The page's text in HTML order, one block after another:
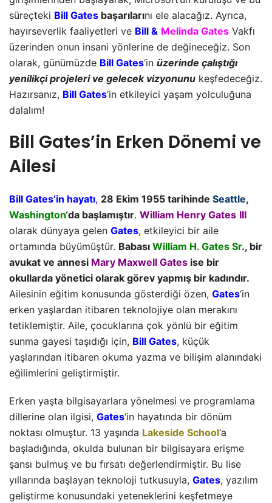
süreçteki Bill Gates başarılarını ele alacağız. Ayrıca,
hayırseverlik faaliyetleri ve Bill & Melinda Gates Vakfı
üzerinden onun insani yönlerine de değineceğiz. Son
olarak, günümüzde Bill Gates‘in üzerinde çalıştığı
yenilikçi projeleri ve gelecek vizyonunu keşfedeceğiz.
Hazırsanız, Bill Gates‘in etkileyici yaşam yolculuğuna
dalalım!
Bill Gates’in Erken Dönemi ve
Ailesi
Bill Gates’in hayatı, 28 Ekim 1955 tarihinde Seattle,
Washington‘da başlamıştır. William Henry Gates III
olarak dünyaya gelen Gates, etkileyici bir aile
ortamında büyümüştür. Babası William H. Gates Sr., bir
avukat ve annesi Mary Maxwell Gates ise bir
okullarda yönetici olarak görev yapmış bir kadındır.
Ailesinin eğitim konusunda gösterdiği özen, Gates‘in
erken yaşlardan itibaren teknolojiye olan merakını
tetiklemiştir. Aile, çocuklarına çok yönlü bir eğitim
sunma gayesi taşıdığı için, Bill Gates, küçük
yaşlarından itibaren okuma yazma ve bilişim alanındaki
eğilimlerini geliştirmiştir.
Erken yaşta bilgisayarlara yönelmesi ve programlama
dillerine olan ilgisi, Gates‘in hayatında bir dönüm
noktası olmuştur. 13 yaşında Lakeside School‘a
başladığında, okulda bulunan bir bilgisayara erişme
şansı bulmuş ve bu fırsatı değerlendirmiştir. Bu lise
yıllarında başlayan teknoloji tutkusuyla, Gates, yazılım
geliştirme konusundaki yeteneklerini keşfetmeye